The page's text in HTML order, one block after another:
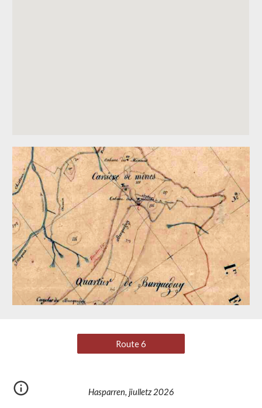
Route 6
Hasparren, jiulletz 2026